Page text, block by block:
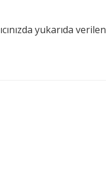
yukarıda verilen